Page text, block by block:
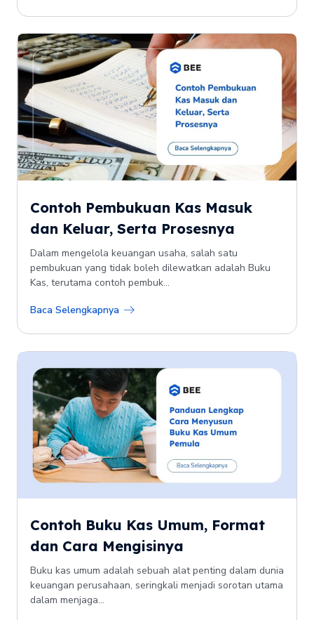
Contoh Pembukuan Kas Masuk
dan Keluar, Serta Prosesnya
Dalam mengelola keuangan usaha, salah satu
pembukuan yang tidak boleh dilewatkan adalah Buku
Kas, terutama contoh pembuk...
Baca Selengkapnya
Contoh Buku Kas Umum, Format
dan Cara Mengisinya
Buku kas umum adalah sebuah alat penting dalam dunia
keuangan perusahaan, seringkali menjadi sorotan utama
dalam menjaga...